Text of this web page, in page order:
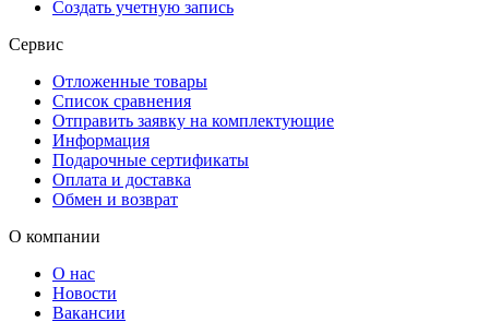
Создать учетную запись
Сервис
Отложенные товары
Список сравнения
Отправить заявку на комплектующие
Информация
Подарочные сертификаты
Оплата и доставка
Обмен и возврат
О компании
О нас
Новости
Вакансии